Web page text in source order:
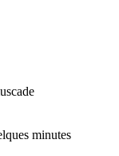
minutes